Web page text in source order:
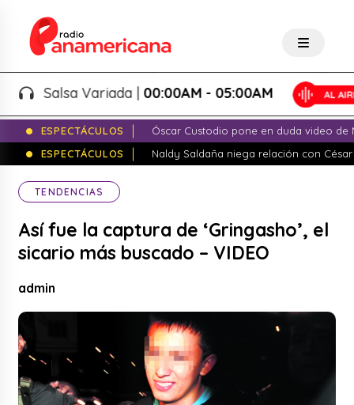
Salsa Variada |00:00AM - 05:00AM
ESPECTÁCULOS
Óscar Custodio pone en duda video de
ESPECTÁCULOS
Naldy Saldaña niega relación con
TENDENCIAS
Así fue la captura de ‘Gringasho’, el
sicario más buscado – VIDEO
admin